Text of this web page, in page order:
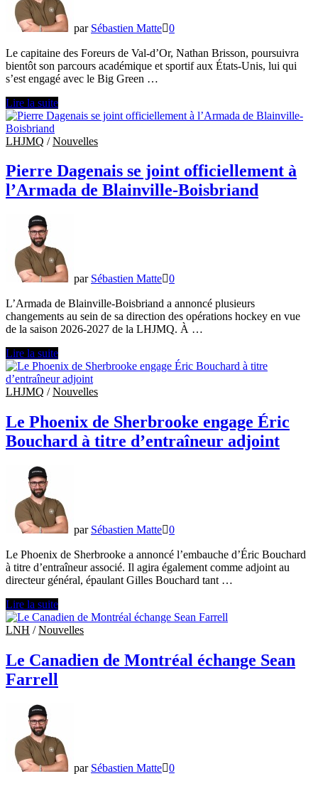
par Sébastien Matte 0
Le capitaine des Foreurs de Val-d’Or, Nathan Brisson, poursuivra
bientôt son parcours académique et sportif aux États-Unis, lui qui
s’est engagé avec le Big Green …
Nathan
Brisson
s’engage
avec
College
Lire la suite
LHJMQ /Nouvelles
Pierre Dagenais se joint officiellement à
l’Armada de Blainville-Boisbriand
par Sébastien Matte 0
L’Armada de Blainville-Boisbriand a annoncé plusieurs
changements au sein de sa direction des opérations hockey en vue
de la saison 2026-2027 de la LHJMQ. À …
Pierre
Dagenais
se
joint
à
l’Armada
de
Boisbriand
Lire la suite
LHJMQ /Nouvelles
Le Phoenix de Sherbrooke engage Éric
Bouchard à titre d’entraîneur adjoint
par Sébastien Matte 0
Le Phoenix de Sherbrooke a annoncé l’embauche d’Éric Bouchard
à titre d’entraîneur associé. Il agira également comme adjoint au
directeur général, épaulant Gilles Bouchard tant …
Le
Phoenix
de
engage
Éric
Bouchard
d’entraîneur
adjoint
Lire la suite
LNH /Nouvelles
Le Canadien de Montréal échange Sean
Farrell
par Sébastien Matte 0